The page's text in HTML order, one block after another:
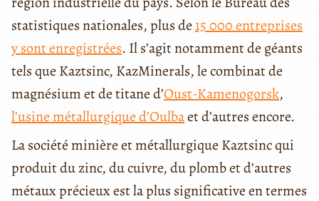
statistiques nationales, plus de15 000 entreprises
y sont enregistrées. Il s’agit notamment de géants
tels que Kaztsinc, KazMinerals, le combinat de
magnésium et de titane d’Oust-Kamenogorsk,
l’usine métallurgique d’Oulbaet d’autres encore.
La société minière et métallurgique Kaztsinc qui
produit du zinc, du cuivre, du plomb et d’autres
métaux précieux est la plus significative en termes